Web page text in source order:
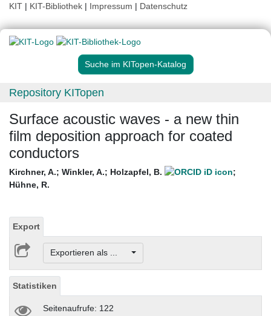
KIT | KIT-Bibliothek | Impressum | Datenschutz
Suche im KITopen-Katalog
Repository KITopen
Surface acoustic waves - a new thin
film deposition approach for coated
conductors
Kirchner, A.; Winkler, A.; Holzapfel, B.
;
Hühne, R.
Export
Exportieren als ...
Statistiken
Seitenaufrufe: 122